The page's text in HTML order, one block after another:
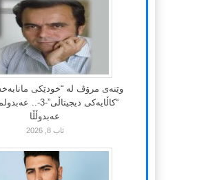
وێنەی مرۆڤ لە “خودێکی
“کاڵایەکی دیجیتاڵی”-
عەبدوڵڵا
ئاب 8, 2026